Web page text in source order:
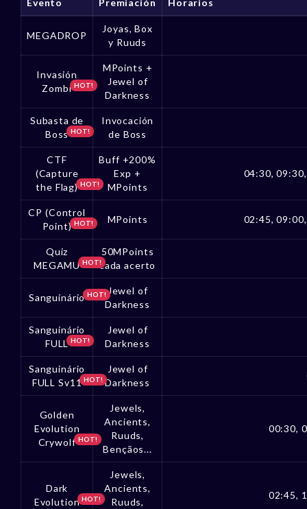
Evento Premiación Horarios
MEGADROP
Joyas, Box
y Ruuds
Invasión
Zombi HOT!
MPoints +
Jewel of
Darkness
Subasta de
Boss HOT!
Invocación
de Boss
CTF
(Capture
the Flag) HOT!
Buff +200%
Exp +
MPoints
04:30,
CP (Control
Point) HOT! MPoints 02:45,
Quiz
MEGAMU HOT!
50MPoints
cada acerto
Sanguinário HOT! Jewel of
Darkness
Sanguinário
FULL HOT!
Jewel of
Darkness
Sanguinário
FULL Sv11 HOT!
Jewel of
Darkness
Golden
Evolution
Crywolf HOT!
Jewels,
Ancients,
Ruuds,
Bençãos...
00:30,
Dark
Evolution HOT!
Jewels,
Ancients,
Ruuds,
02:45,